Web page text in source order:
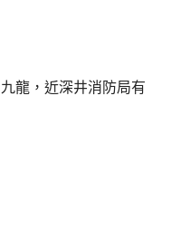
龍，近深井消防局有